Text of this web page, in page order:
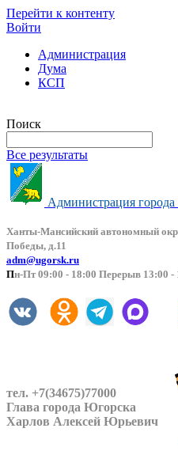
Перейти к контенту
Войти
Администрация
Дума
КСП
Поиск
Все результаты
Администрация
Ханты-Мансийский автономный
Победы, д.11
adm@ugorsk.ru
Пн-Пт 09:00 - 18:00 Перерыв 13:00 -
тел. +7(34675)77000
Глава города Югорска
Харлов Алексей Юрьевич